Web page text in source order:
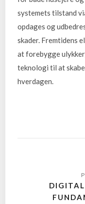
systemets tilstand
opdages og
skader. Fremtidens
at forebygge
teknologi til at
hverdagen.